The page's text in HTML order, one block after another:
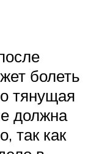
болеть
тянущая
должна
так как